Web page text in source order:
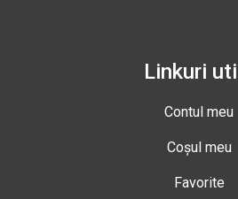
Linkuri
Contul meu
Coșul meu
Favorite